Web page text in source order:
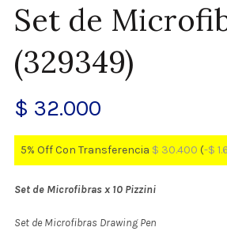
Set de
(329349)
$ 32.000
5% Off Con Transferencia $ 30.400 (-$
Set de Microfibras x 10 Pizzini
Set de Microfibras Drawing Pen